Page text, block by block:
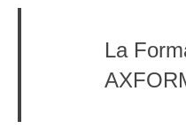
La